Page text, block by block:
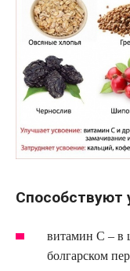
Способствуют
витамин С – в
болгарском